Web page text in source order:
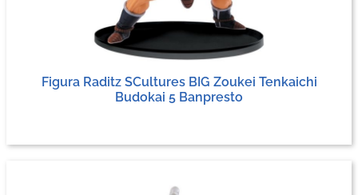
Figura Raditz SCultures BIG Zoukei Tenkaichi
Budokai 5 Banpresto